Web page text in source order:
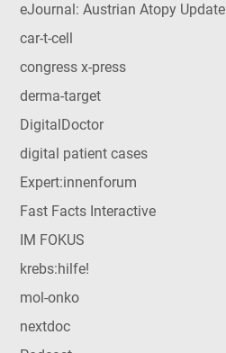
eJournal: Austrian Atopy Update
car-t-cell
congress x-press
derma-target
DigitalDoctor
digital patient cases
Expert:innenforum
Fast Facts Interactive
IM FOKUS
krebs:hilfe!
mol-onko
nextdoc